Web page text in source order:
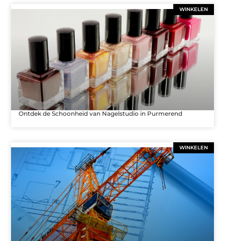
WINKELEN
Ontdek de Schoonheid van Nagelstudio in Purmerend
WINKELEN